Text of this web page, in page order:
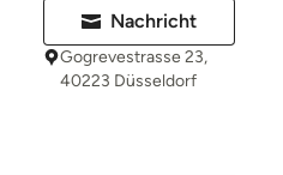
Nachricht
Gogrevestrasse 23,
40223 Düsseldorf